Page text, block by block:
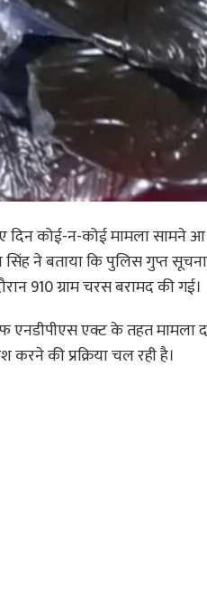
दिन कोई-न-कोई मामला
सिंह ने बताया कि पुलिस गुप्त
910 ग्राम चरस बरामद की गई।
एनडीपीएस एक्ट के तहत
की प्रक्रिया चल रही है।